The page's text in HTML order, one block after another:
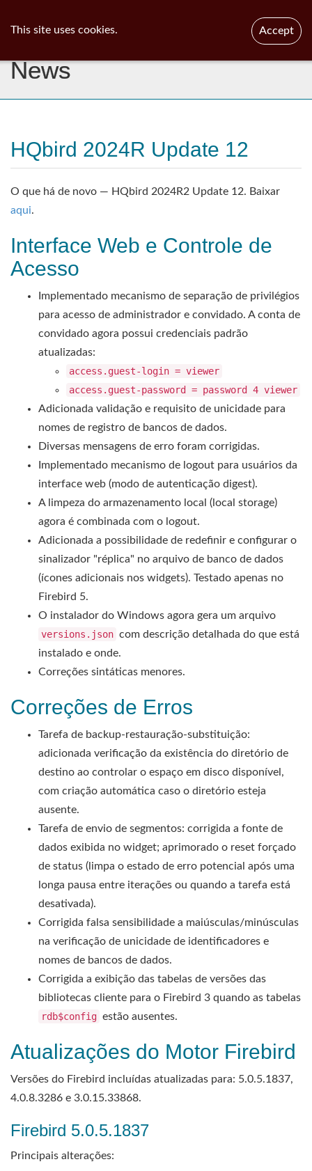
News
HQbird 2024R Update 12
O que há de novo — HQbird 2024R2 Update 12. Baixar
aqui.
Interface Web e Controle de
Acesso
Implementado mecanismo de separação de privilégios
para acesso de administrador e convidado. A conta de
convidado agora possui credenciais padrão
atualizadas:
access.guest-login = viewer
access.guest-password = password 4 viewer
Adicionada validação e requisito de unicidade para
nomes de registro de bancos de dados.
Diversas mensagens de erro foram corrigidas.
Implementado mecanismo de logout para usuários da
interface web (modo de autenticação digest).
A limpeza do armazenamento local (local storage)
agora é combinada com o logout.
Adicionada a possibilidade de redefinir e configurar o
sinalizador "réplica" no arquivo de banco de dados
(ícones adicionais nos widgets). Testado apenas no
Firebird 5.
O instalador do Windows agora gera um arquivo
versions.json com descrição detalhada do que está
instalado e onde.
Correções sintáticas menores.
Correções de Erros
Tarefa de backup-restauração-substituição:
adicionada verificação da existência do diretório de
destino ao controlar o espaço em disco disponível,
com criação automática caso o diretório esteja
ausente.
Tarefa de envio de segmentos: corrigida a fonte de
dados exibida no widget; aprimorado o reset forçado
de status (limpa o estado de erro potencial após uma
longa pausa entre iterações ou quando a tarefa está
desativada).
Corrigida falsa sensibilidade a maiúsculas/minúsculas
na verificação de unicidade de identificadores e
nomes de bancos de dados.
Corrigida a exibição das tabelas de versões das
bibliotecas cliente para o Firebird 3 quando as tabelas
rdb$config estão ausentes.
Atualizações do Motor Firebird
Versões do Firebird incluídas atualizadas para: 5.0.5.1837,
4.0.8.3286 e 3.0.15.33868.
Firebird 5.0.5.1837
Principais alterações:
This site uses cookies. Accept